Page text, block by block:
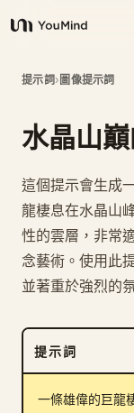
YouMind
概覽
使用案例
技能
提示詞
下載
提示詞› 圖像提示詞
水晶山
這個提示會生成
龍棲息在水晶山
性的雲層，非常
念藝術。使用此
並著重於強烈的
提示詞
一條雄偉的巨龍